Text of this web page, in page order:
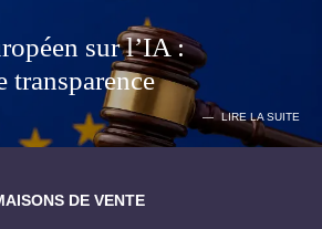
sur l’IA :
transparence
LIRE LA SUITE
DE VENTE